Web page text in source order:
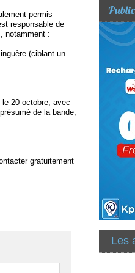
permis
responsable de
notamment :
(ciblant un
20 octobre, avec
de la bande,
gratuitement
Les